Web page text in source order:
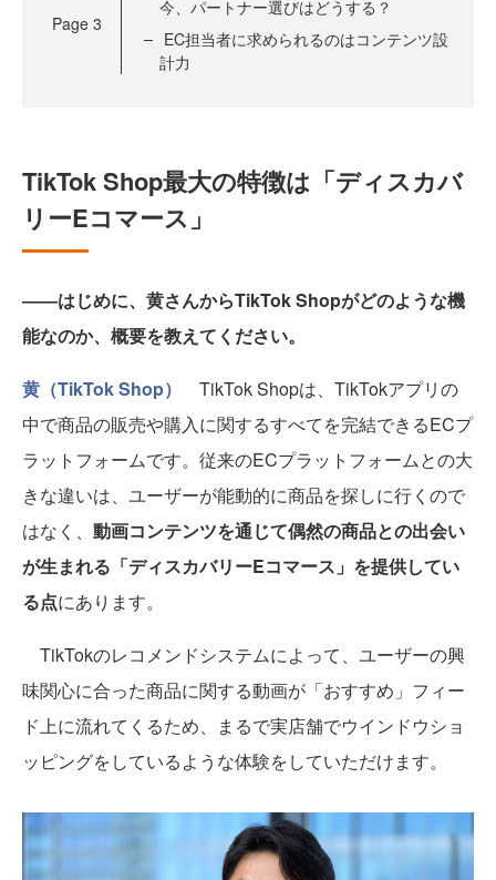
Page 3
今、パートナー選びはどうする？
EC担当者に求められるのはコンテンツ設
計力
TikTok Shop最大の特徴は「ディスカバ
リーEコマース」
――はじめに、黄さんからTikTok Shopがどのような機
能なのか、概要を教えてください。
黄（TikTok Shop）
TikTok Shopは、TikTokアプリの
中で商品の販売や購入に関するすべてを完結できるECプ
ラットフォームです。従来のECプラットフォームとの大
きな違いは、ユーザーが能動的に商品を探しに行くので
はなく、 動画コンテンツを通じて偶然の商品との出会い
が生まれる「ディスカバリーEコマース」を提供してい
る点にあります。
TikTokのレコメンドシステムによって、ユーザーの興
味関心に合った商品に関する動画が「おすすめ」フィー
ド上に流れてくるため、まるで実店舗でウインドウショ
ッピングをしているような体験をしていただけます。